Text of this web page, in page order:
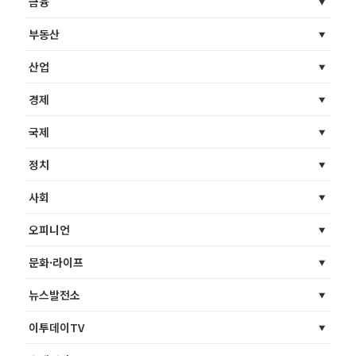
부동산
산업
경제
국제
정치
사회
오피니언
문화·라이프
뉴스발전소
이투데이TV